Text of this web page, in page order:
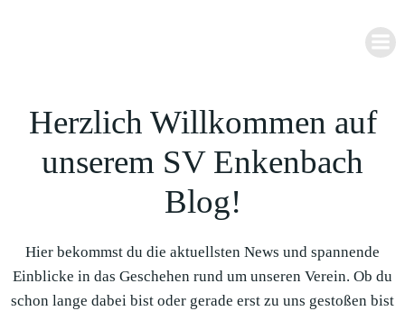
Herzlich Willkommen auf
unserem SV Enkenbach
Blog!
Hier bekommst du die aktuellsten News und spannende
Einblicke in das Geschehen rund um unseren Verein. Ob du
schon lange dabei bist oder gerade erst zu uns gestoßen bist